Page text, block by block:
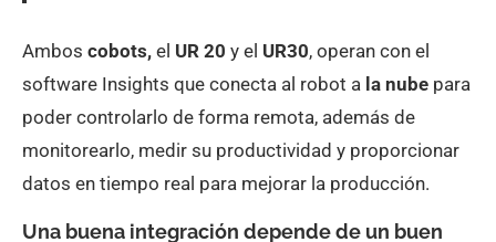
Ambos cobots, el UR 20 y el UR30, operan con el
software Insights que conecta al robot a la nube para
poder controlarlo de forma remota, además de
monitorearlo, medir su productividad y proporcionar
datos en tiempo real para mejorar la producción.
Una buena integración depende de un buen